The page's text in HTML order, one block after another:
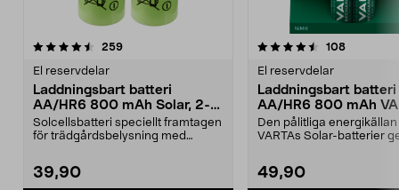
259recensioner
El reservdelar
Laddningsbart batteri
AA/HR6 800 mAh Solar, 2-
pack
Solcellsbatteri speciellt framtagen
för trädgårdsbelysning med
39,90
4.5av 5 stjärnor 108
El reservdelar
Laddningsbart batteri
AA/HR6 800 mAh
Solar
Den pålitliga
VARTAs Solar-batterier
49,90